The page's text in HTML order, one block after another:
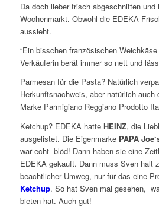
Da doch lieber frisch abgeschnitten und
Wochenmarkt. Obwohl die EDEKA
aussieht.
“Ein bisschen französischen
Verkäuferin berät immer so nett und
Parmesan für die Pasta? Natürlich
Herkunftsnachweis, aber natürlich auch
Marke Parmigiano Reggiano Prodotto
Ketchup? EDEKA hatte HEINZ, die
ausgelistet. Die Eigenmarke PAPA
war echt blöd! Dann haben sie eine
EDEKA gekauft. Dann muss Sven halt
beachtlicher Umweg, nur für das eine
Ketchup. So hat Sven mal gesehen,
bieten hat. Auch gut!